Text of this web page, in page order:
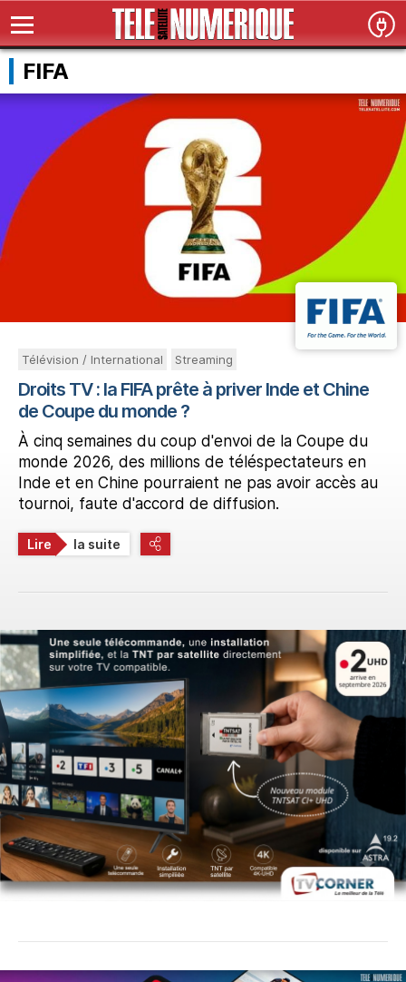
FIFA
Télévision / International Streaming
Droits TV : la FIFA prête à priver Inde et Chine
de Coupe du monde ?
À cinq semaines du coup d'envoi de la Coupe du
monde 2026, des millions de téléspectateurs en
Inde et en Chine pourraient ne pas avoir accès au
tournoi, faute d'accord de diffusion.
Lire la suite